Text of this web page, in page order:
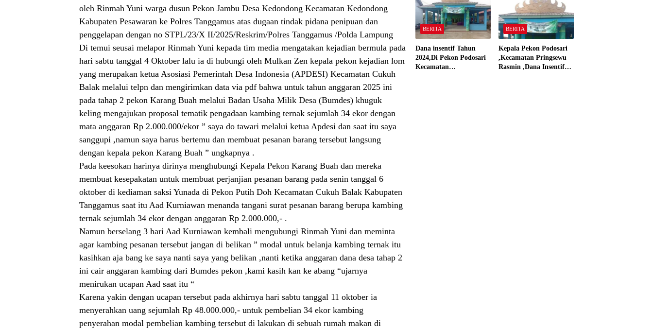
oleh Rinmah Yuni warga dusun Pekon Jambu Desa Kedondong Kecamatan Kedondong
Kabupaten Pesawaran ke Polres Tanggamus atas dugaan tindak pidana penipuan dan
penggelapan dengan no STPL/23/X II/2025/Reskrim/Polres Tanggamus /Polda Lampung
Di temui seusai melapor Rinmah Yuni kepada tim media mengatakan kejadian bermula pada
hari sabtu tanggal 4 Oktober lalu ia di hubungi oleh Mulkan Zen kepala pekon kejadian lom
yang merupakan ketua Asosiasi Pemerintah Desa Indonesia (APDESI) Kecamatan Cukuh
Balak melalui telpn dan mengirimkan data via pdf bahwa untuk tahun anggaran 2025 ini
pada tahap 2 pekon Karang Buah melalui Badan Usaha Milik Desa (Bumdes) khuguk
keling mengajukan proposal tematik pengadaan kambing ternak sejumlah 34 ekor dengan
mata anggaran Rp 2.000.000/ekor ” saya do tawari melalui ketua Apdesi dan saat itu saya
sanggupi ,namun saya harus bertemu dan membuat pesanan barang tersebut langsung
dengan kepala pekon Karang Buah ” ungkapnya .
Pada keesokan harinya dirinya menghubungi Kepala Pekon Karang Buah dan mereka
membuat kesepakatan untuk membuat perjanjian pesanan barang pada senin tanggal 6
oktober di kediaman saksi Yunada di Pekon Putih Doh Kecamatan Cukuh Balak Kabupaten
Tanggamus saat itu Aad Kurniawan menanda tangani surat pesanan barang berupa kambing
ternak sejumlah 34 ekor dengan anggaran Rp 2.000.000,- .
Namun berselang 3 hari Aad Kurniawan kembali mengubungi Rinmah Yuni dan meminta
agar kambing pesanan tersebut jangan di belikan ” modal untuk belanja kambing ternak itu
kasihkan aja bang ke saya nanti saya yang belikan ,nanti ketika anggaran dana desa tahap 2
ini cair anggaran kambing dari Bumdes pekon ,kami kasih kan ke abang “ujarnya
menirukan ucapan Aad saat itu “
Karena yakin dengan ucapan tersebut pada akhirnya hari sabtu tanggal 11 oktober ia
menyerahkan uang sejumlah Rp 48.000.000,- untuk pembelian 34 ekor kambing
penyerahan modal pembelian kambing tersebut di lakukan di sebuah rumah makan di
Standar”
BERITA
Dana insentif Tahun
2024,Di Pekon Podosari
Kecamatan
BERITA
Kepala Pekon Podosari
,Kecamatan Pringsewu
Rasmin ,Dana Insentif